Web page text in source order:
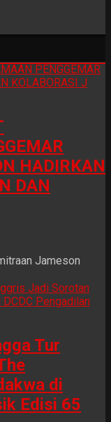
HADIRKAN
DAN
Jameson
Tur
di
Edisi 65